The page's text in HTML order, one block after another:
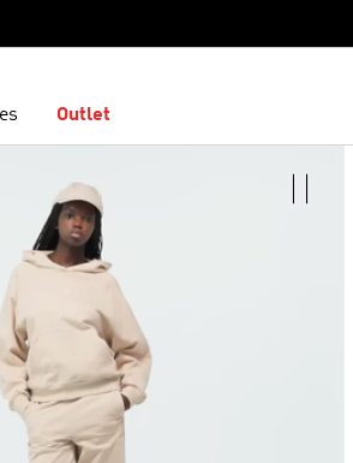
Outlet